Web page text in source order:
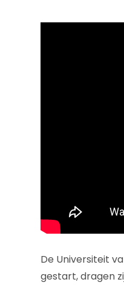
De Universiteit
gestart, dragen